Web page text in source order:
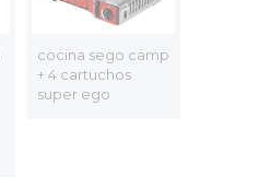
cocina sego camp
+ 4 cartuchos
super ego